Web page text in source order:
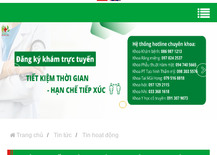
Trang chủ Tin tức Tin hoạt động